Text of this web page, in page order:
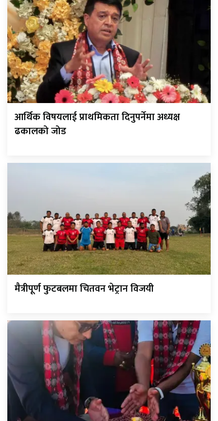
आर्थिक विषयलाई प्राथमिकता दिनुपर्नेमा अध्यक्ष
ढकालको जोड
मैत्रीपूर्ण फुटबलमा चितवन भेट्रान विजयी